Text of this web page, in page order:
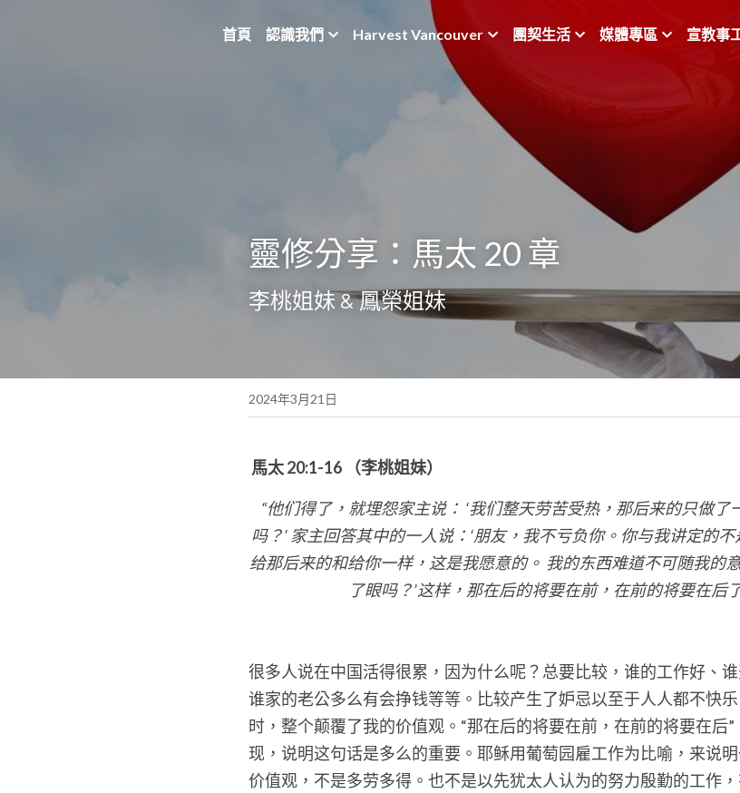
首頁 認識我們 Harvest Vancouver 團契生活 媒體專區 宣教事
靈修分享：馬太 20 章
李桃姐妹 & 鳳榮姐妹
2024年3月21日
馬太 20:1-16 （李桃姐妹）
“他们得了，就埋怨家主说： ‘我们整天劳苦受热，那后来的只做
吗？’ 家主回答其中的一人说：‘朋友，我不亏负你。你与我讲定的
给那后来的和给你一样，这是我愿意的。 我的东西难道不可随我的
了眼吗？’这样，那在后的将要在前，在前的将要在后
很多人说在中国活得很累，因为什么呢？总要比较，谁的工作好、
谁家的老公多么有会挣钱等等。比较产生了妒忌以至于人人都不快
时，整个颠覆了我的价值观。“那在后的将要在前，在前的将要在后
现，说明这句话是多么的重要。耶稣用葡萄园雇工作为比喻，来说
价值观，不是多劳多得。也不是以先犹太人认为的努力殷勤的工作